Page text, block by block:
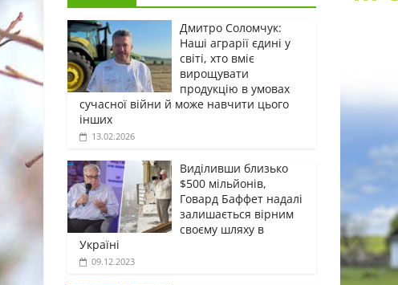
Дмитро Соломчук:
Наші аграрії єдині у
світі, хто вміє
вирощувати
продукцію в умовах
сучасної війни й може навчити цього
інших
13.02.2026
Виділивши близько
$500 мільйонів,
Говард Баффет надалі
залишається вірним
своєму шляху в
Україні
09.12.2023